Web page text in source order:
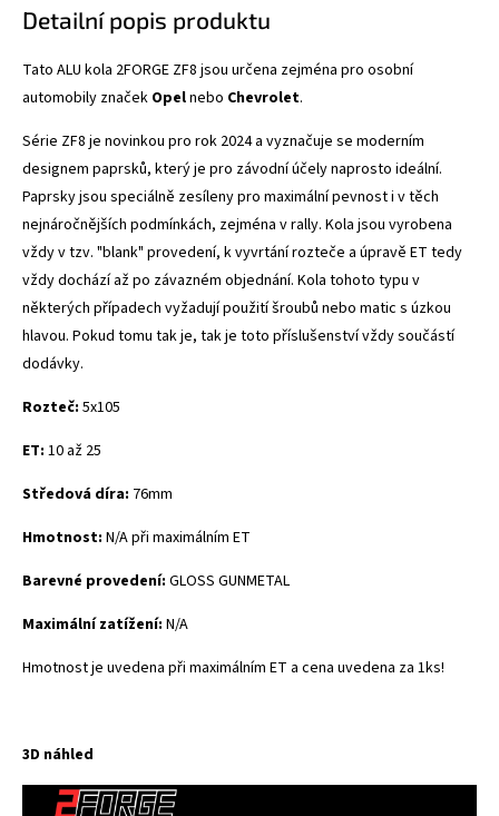
Detailní popis produktu
Tato ALU kola 2FORGE ZF8 jsou určena zejména pro osobní
automobily značek Opelnebo Chevrolet.
Série ZF8 je novinkou pro rok 2024 a vyznačuje se moderním
designem paprsků, který je pro závodní účely naprosto ideální.
Paprsky jsou speciálně zesíleny pro maximální pevnost i v těch
nejnáročnějších podmínkách, zejména v rally. Kola jsou vyrobena
vždy v tzv. "blank" provedení, k vyvrtání rozteče a úpravě ET tedy
vždy dochází až po závazném objednání. Kola tohoto typu v
některých případech vyžadují použití šroubů nebo matic s úzkou
hlavou. Pokud tomu tak je, tak je toto příslušenství vždy součástí
dodávky.
Rozteč: 5x105
ET: 10 až 25
Středová díra: 76mm
Hmotnost: N/A při maximálním ET
Barevné provedení: GLOSS GUNMETAL
Maximální zatížení: N/A
Hmotnost je uvedena při maximálním ET a cena uvedena za 1ks!
3D náhled